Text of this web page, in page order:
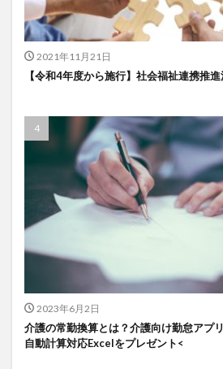
2021年11月21日
【令和4年度から施行】社会福祉連携推
2023年6月2日
介護の常勤換算とは？介護向け勤怠アプ
自動計算対応Excelをプレゼント<
一般社団法人全国介護支援協会
予防
事業運営 人事考課
人員配置基準
ダレタメすぎと
タレントマネジメ
チームビルディング
チームを育
チアケアズ
ちぎっ手アート
つながって！MIRAI
デイサービス
ナノファイバーマスク
ハビットトラッカー
パラマウン
ハレルベースアリマツ
ハンドソープ
ビジネスマインド